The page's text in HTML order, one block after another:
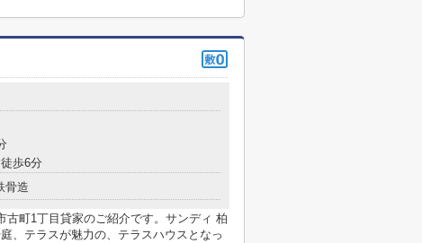
徒歩6分
骨造
古町1丁目貸家のご紹介です。サンディ 柏
、テラスが魅力の、テラスハウスとなっ